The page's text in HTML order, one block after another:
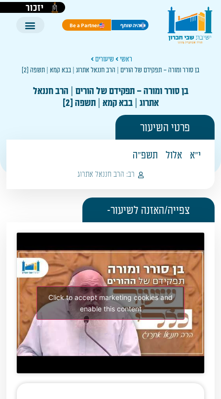
יזכור
היה שותף Be a Partner
ראשי
שיעורים
בן סורר ומורה – תפקידם של הורים | הרב חננאל אתרוג | בבא קמא | תשפה [2]
בן סורר ומורה – תפקידם של הורים | הרב חננאל
אתרוג | בבא קמא | תשפה [2]
פרטי השיעור
י"א אלול תשפ"ה
רב: הרב חננאל אתרוג
צפייה/האזנה לשיעור-
Click to accept marketing cookies and
enable this content